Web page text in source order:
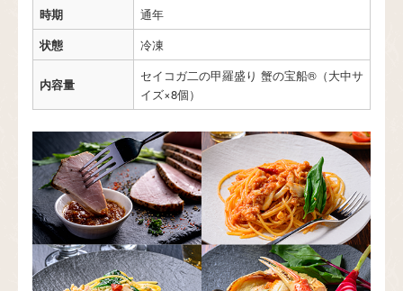
時期
通年
状態
冷凍
内容量
セイコガ二の甲羅盛り 蟹の宝船®（大中サ
イズ×8個）